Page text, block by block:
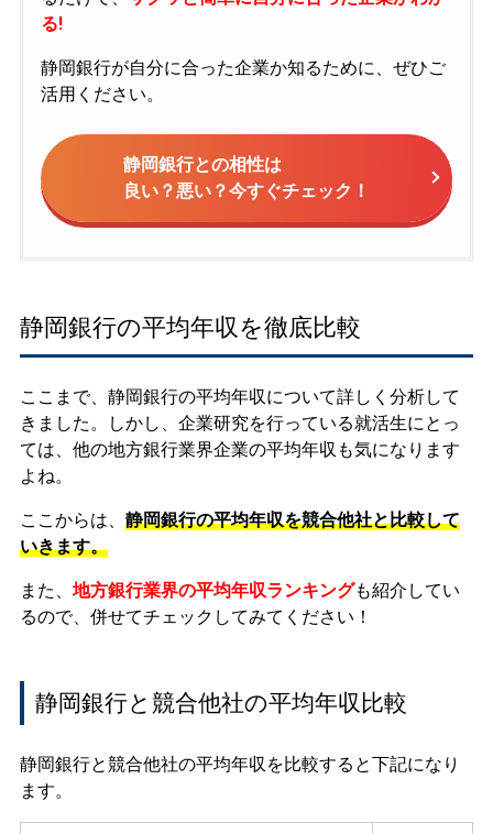
る!
静岡銀行が自分に合った企業か知るために、ぜひご
活用ください。
静岡銀行との相性は
良い？悪い？今すぐチェック！
静岡銀行の平均年収を徹底比較
ここまで、静岡銀行の平均年収について詳しく分析して
きました。しかし、企業研究を行っている就活生にとっ
ては、他の地方銀行業界企業の平均年収も気になります
よね。
ここからは、 静岡銀行の平均年収を競合他社と比較して
いきます。
また、 地方銀行業界の平均年収ランキングも紹介してい
るので、併せてチェックしてみてください！
静岡銀行と競合他社の平均年収比較
静岡銀行と競合他社の平均年収を比較すると下記になり
ます。